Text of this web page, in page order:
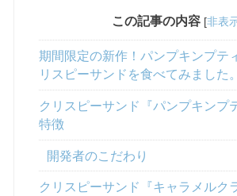
この記事の内容 [非表
期間限定の新作！パンプキンプテ
リスピーサンドを食べてみました。
クリスピーサンド『パンプキンプ
特徴
開発者のこだわり
クリスピーサンド『キャラメルク